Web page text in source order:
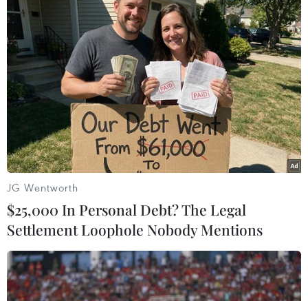
Tiến Linh ghi bàn gỡ 1-3 cho đội tuyển Việt Nam ở phút 84.(Ảnh:
Hoàng Linh/TTXVN)
Phút 84, nhận đường kiến tạo của Minh Vương, Tiến Linh ghi
JG Wentworth
$25,000 In Personal Debt? The Legal
Settlement Loophole Nobody Mentions